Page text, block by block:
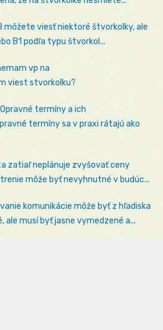
môžete viesť niektoré štvorkolky, ale
B1 podľa typu štvorkol...
vp na
viest stvorkolku?
termíny a ich
termíny sa v praxi rátajú ako
zatiaľ neplánuje zvyšovať ceny
môže byť nevyhnutné v budúc...
komunikácie môže byť z hľadiska
ale musí byť jasne vymedzené a...